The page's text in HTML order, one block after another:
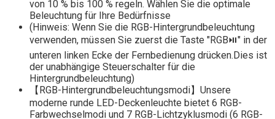
von 10 % bis 100 % regeln. Wählen Sie die optimale
Beleuchtung für Ihre Bedürfnisse
(Hinweis: Wenn Sie die RGB-Hintergrundbeleuchtung
verwenden, müssen Sie zuerst die Taste "RGB⏯" in der
unteren linken Ecke der Fernbedienung drücken.Dies ist
der unabhängige Steuerschalter für die
Hintergrundbeleuchtung)
【RGB-Hintergrundbeleuchtungsmodi】Unsere
moderne runde LED-Deckenleuchte bietet 6 RGB-
Farbwechselmodi und 7 RGB-Lichtzyklusmodi (6 RGB-